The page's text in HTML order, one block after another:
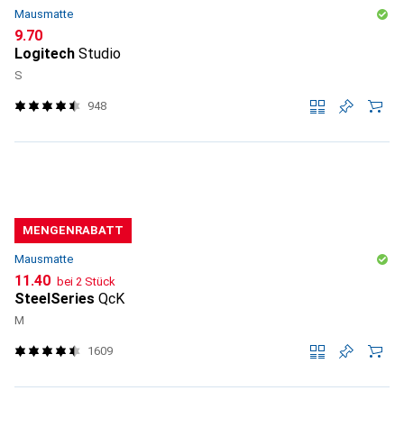
Mausmatte
CHF
9.70
Logitech Studio
S
948
MENGENRABATT
Mausmatte
CHF
11.40 bei 2 Stück
SteelSeries QcK
M
1609